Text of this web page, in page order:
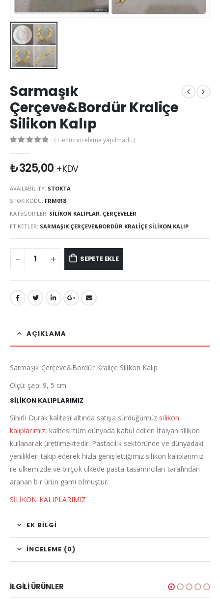
Sarmaşık
Çerçeve&Bordür Kraliçe
Silikon Kalıp
( Henüz inceleme yapılmadı. )
₺325,00 +KDV
AVAILABILITY: STOKTA
STOK KODU: FRM018
KATEGORILER: SILIKON KALIPLAR, ÇERÇEVELER
ETIKETLER: SARMAŞIK ÇERÇEVE&BORDÜR KRALIÇE SILIKON KALIP
SEPETE EKLE
AÇIKLAMA
Sarmaşık Çerçeve&Bordür Kraliçe Silikon Kalıp
Ölçü: çapı 9, 5 cm
SİLİKON KALIPLARIMIZ
Sihirli Durak kalitesi altında satışa sürdüğümüz silikon
kalıplarımız, kalitesi tüm dünyada kabul edilen İtalyan silikon
kullanarak üretilmektedir. Pastacılık sektöründe ve dünyadaki
yenilikleri takip ederek hızla genişlettiğimiz silikon kalıplarımız
ile ülkemizde ve birçok ülkede pasta tasarımcıları tarafından
aranan bir ürün gamı olmuştur.
SİLİKON KALIPLARIMIZ
EK BILGI
İNCELEME (0)
İLGILI ÜRÜNLER